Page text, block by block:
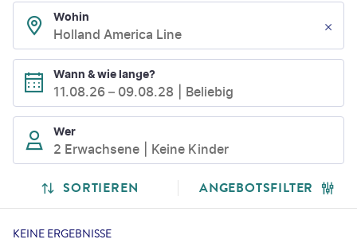
Wohin
Holland America Line
Wann & wie lange?
11.08.26 – 09.08.28 Beliebig
Wer
2 Erwachsene Keine Kinder
SORTIEREN ANGEBOTSFILTER
KEINE ERGEBNISSE